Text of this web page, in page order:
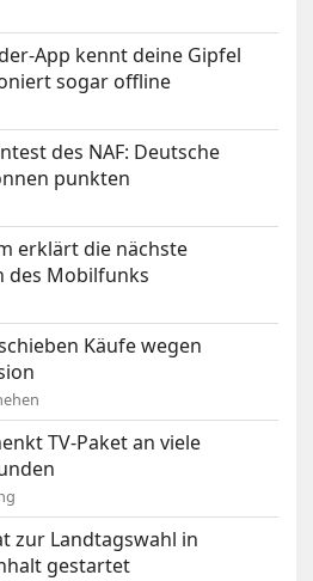
App kennt deine Gipfel
sogar offline
des NAF: Deutsche
punkten
erklärt die nächste
des Mobilfunks
Käufe wegen
TV-Paket an viele
zur Landtagswahl in
gestartet